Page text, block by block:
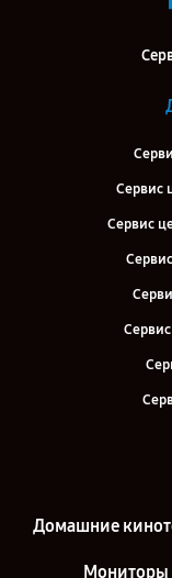
Сервис
Сервис
Домашние
Мониторы